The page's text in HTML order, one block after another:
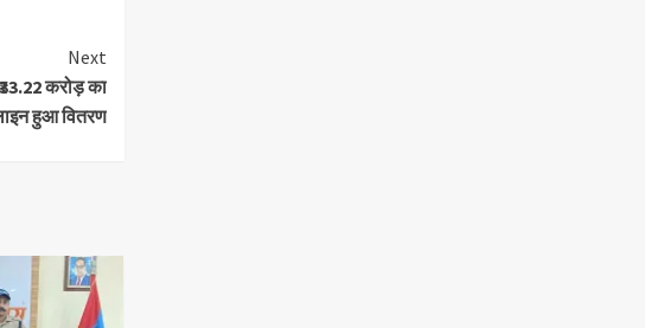
Next
करोड़ का
हुआ वितरण